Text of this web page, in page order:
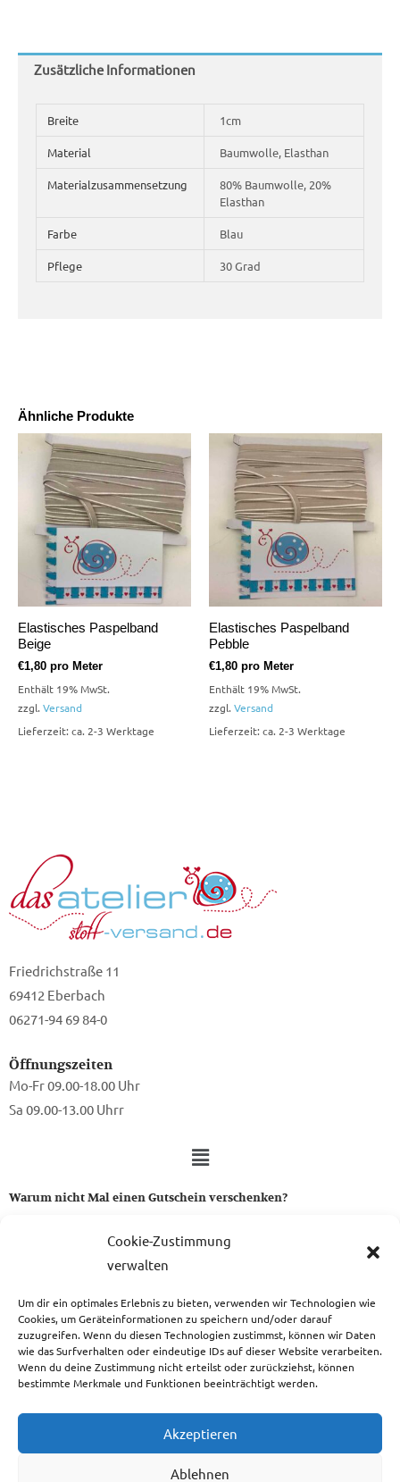
Cookie-Zustimmung
verwalten
Um dir ein optimales Erlebnis zu bieten, verwenden wir Technologien wie
Cookies, um Geräteinformationen zu speichern und/oder darauf
zuzugreifen. Wenn du diesen Technologien zustimmst, können wir Daten
wie das Surfverhalten oder eindeutige IDs auf dieser Website verarbeiten.
Wenn du deine Zustimmung nicht erteilst oder zurückziehst, können
bestimmte Merkmale und Funktionen beeinträchtigt werden.
Akzeptieren
Ablehnen
Ähnliche Produkte
Elastisches Paspelband
Beige
€1,80 pro Meter
Enthält 19% MwSt.
zzgl. Versand
Lieferzeit: ca. 2-3 Werktage
Elastisches Paspelband
Pebble
€1,80 pro Meter
Enthält 19% MwSt.
zzgl. Versand
Lieferzeit: ca. 2-3 Werktage
Zusätzliche Informationen
Breite 1cm
Material Baumwolle, Elasthan
Materialzusammensetzung
80% Baumwolle, 20%
Elasthan
Farbe Blau
Pflege 30 Grad
Friedrichstraße 11
69412 Eberbach
06271-94 69 84-0
Öffnungszeiten
Mo-Fr 09.00-18.00 Uhr
Sa 09.00-13.00 Uhrr
Warum nicht Mal einen Gutschein verschenken?
Ein Gutschein von uns ist das perfekte Geschenk für alle Stoff-
zum Gutschein
Copyright © 2026 Das Atelier